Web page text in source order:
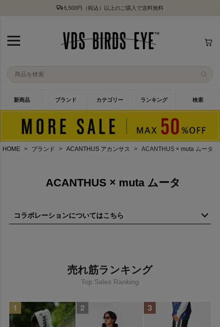
5,500円（税込）以上のご購入で送料無料
新商品 ブランド カテゴリー ランキング 検索
HOME ブランド ACANTHUS アカンサス ACANTHUS × muta ムータ
ACANTHUS × muta ムータ
コラボレーションについてはこちら
ガーメントファクトリーから誕生したプライベートブランドで
ACANTHUS × muta
世界最高峰の素材と縫製技術で高い評価を受けるレザーをメイン
としたブランド「ACANTHUS」、イタリアンレザーを使用し大人
売れ筋ランキング
Top Sales Ranking